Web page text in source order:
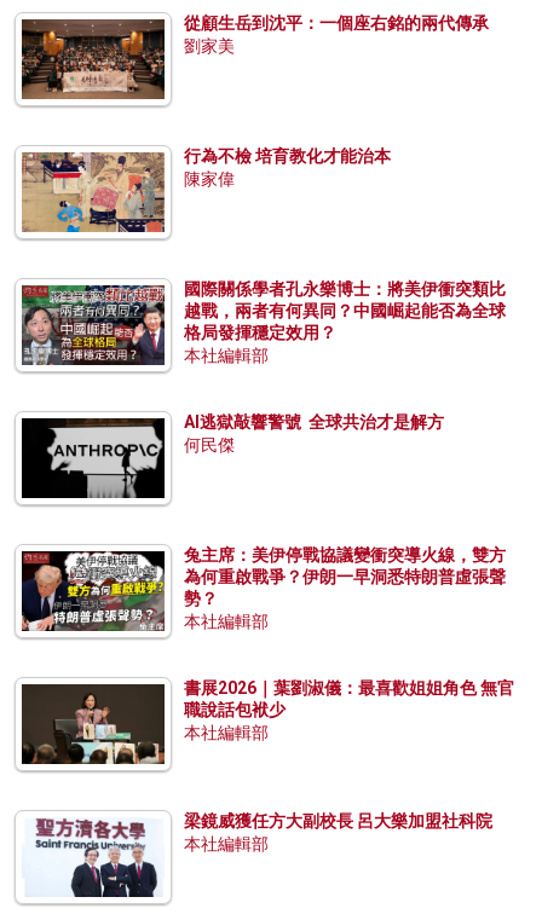
從顧生岳到沈平：一個座右銘的兩代傳承
劉家美
行為不檢 培育教化才能治本
陳家偉
國際關係學者孔永樂博士：將美伊衝突類比
越戰，兩者有何異同？中國崛起能否為全球
格局發揮穩定效用？
本社編輯部
AI逃獄敲響警號 全球共治才是解方
何民傑
兔主席：美伊停戰協議變衝突導火線，雙方
為何重啟戰爭？伊朗一早洞悉特朗普虛張聲
勢？
本社編輯部
書展2026｜葉劉淑儀：最喜歡姐姐角色 無官
職說話包袱少
本社編輯部
梁鏡威獲任方大副校長 呂大樂加盟社科院
本社編輯部